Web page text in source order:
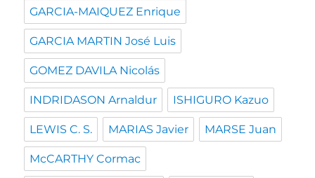
GARCIA-MAIQUEZ Enrique
GARCIA MARTIN José Luis
GOMEZ DAVILA Nicolás
INDRIDASON Arnaldur ISHIGURO Kazuo
LEWIS C. S. MARIAS Javier MARSE Juan
McCARTHY Cormac